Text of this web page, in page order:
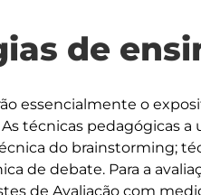
de
essencialmente o
técnicas pedagógicas a
do brainstorming;
de debate. Para a